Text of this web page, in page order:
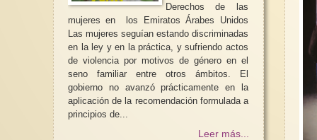
Derechos de las
mujeres en los Emiratos Árabes Unidos
Las mujeres seguían estando discriminadas
en la ley y en la práctica, y sufriendo actos
de violencia por motivos de género en el
seno familiar entre otros ámbitos. El
gobierno no avanzó prácticamente en la
aplicación de la recomendación formulada a
principios de...
Leer más...